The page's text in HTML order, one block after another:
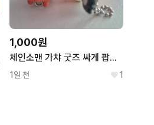
1,000원
체인소맨 가챠 굿즈 싸게 팝니다(대롱가챠, 데포피그 피규어 가챠)
1일 전 1